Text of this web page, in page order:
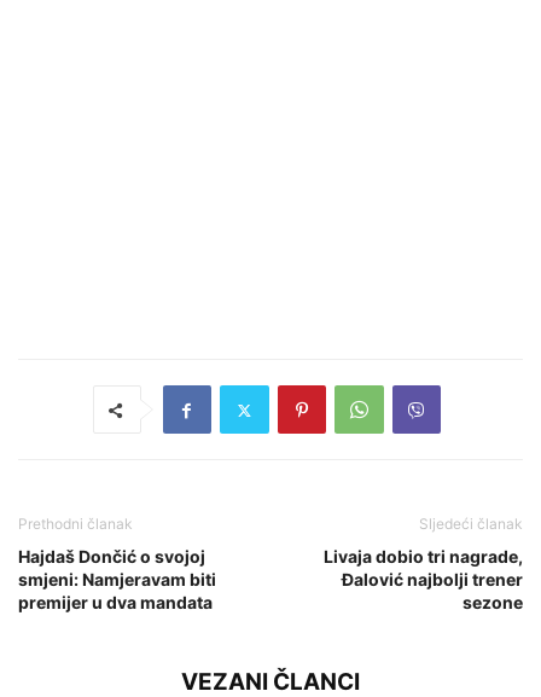
Prethodni članak
Hajdaš Dončić o svojoj
smjeni: Namjeravam biti
premijer u dva mandata
Sljedeći članak
Livaja dobio tri nagrade,
Đalović najbolji trener
sezone
VEZANI ČLANCI